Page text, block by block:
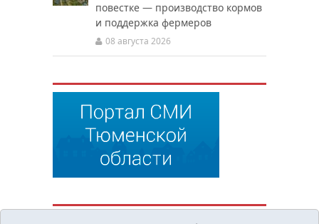
повестке — производство кормов
и поддержка фермеров
08 августа 2026